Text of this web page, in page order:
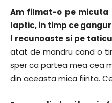
Am filmat-o pe micuta
laptic, in timp ce
l recunoaste si pe
atat de mandru cand o
sper ca partea mea cea
din aceasta mica fiinta.